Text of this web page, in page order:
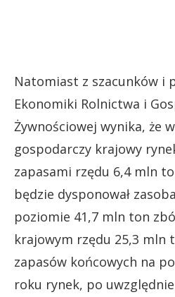
Natomiast z szacunków i
Ekonomiki Rolnictwa i
Żywnościowej wynika, że
gospodarczy krajowy
zapasami rzędu 6,4 mln
będzie dysponował
poziomie 41,7 mln ton
krajowym rzędu 25,3 mln
zapasów końcowych na
roku rynek, po